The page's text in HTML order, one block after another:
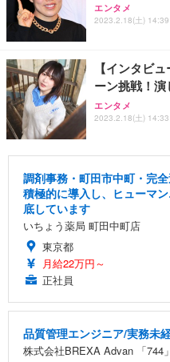
エンタメ
2023.2.18(土) 14:39
【インタビ
ーン挑戦！演
エンタメ
2023.2.18(土) 14:33
調剤事務・町田市中町・完
積極的に導入し、ヒューマ
底しています
いちょう薬局 町田中町店
東京都
月給22万円～
正社員
品質管理エンジニア/実務未
株式会社BREXA Advan 「744」